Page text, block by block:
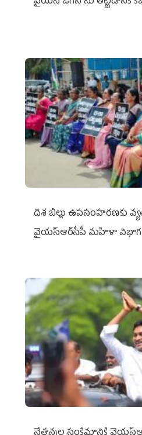
దిశ బిల్లు ఉపసంహరణకు
వైయ‌స్ఆర్‌సీపీ మహిళా